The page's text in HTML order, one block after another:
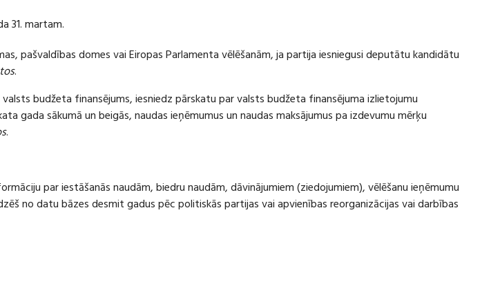
31. martam.
pašvaldības domes vai Eiropas Parlamenta vēlēšanām, ja partija iesniegusi deputātu kandidātu
.
budžeta finansējums, iesniedz pārskatu par valsts budžeta finansējuma izlietojumu
gada sākumā un beigās, naudas ieņēmumus un naudas maksājumus pa izdevumu mērķu
.
par iestāšanās naudām, biedru naudām, dāvinājumiem (ziedojumiem), vēlēšanu ieņēmumu
no datu bāzes desmit gadus pēc politiskās partijas vai apvienības reorganizācijas vai darbības